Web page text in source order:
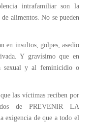
intrafamiliar son la
alimentos. No se pueden
en insultos, golpes, asedio
Y gravísimo que en
sexual y al feminicidio o
las víctimas reciben por
de PREVENIR LA
exigencia de que a todo el